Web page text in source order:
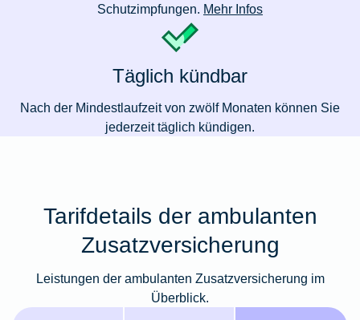
Schutzimpfungen. Mehr Infos
Täglich kündbar
Nach der Mindestlaufzeit von zwölf Monaten können Sie
jederzeit täglich kündigen.
Tarifdetails der ambulanten
Zusatzversicherung
Leistungen der ambulanten Zusatzversicherung im
Überblick.